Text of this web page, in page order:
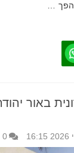
…
באור
0